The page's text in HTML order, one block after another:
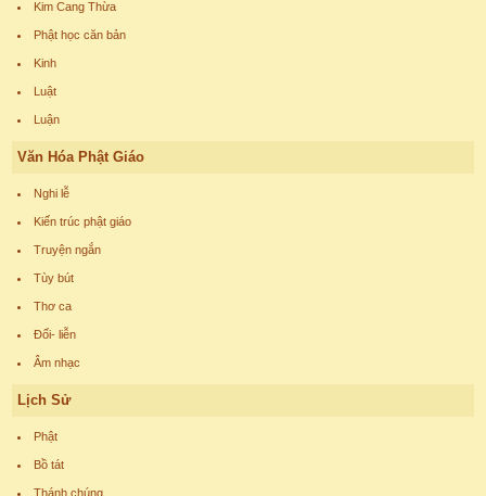
Kim Cang Thừa
Phật học căn bản
Kinh
Luật
Luận
Văn Hóa Phật Giáo
Nghi lễ
Kiến trúc phật giáo
Truyện ngắn
Tùy bút
Thơ ca
Đối- liễn
Âm nhạc
Lịch Sử
Phật
Bồ tát
Thánh chúng